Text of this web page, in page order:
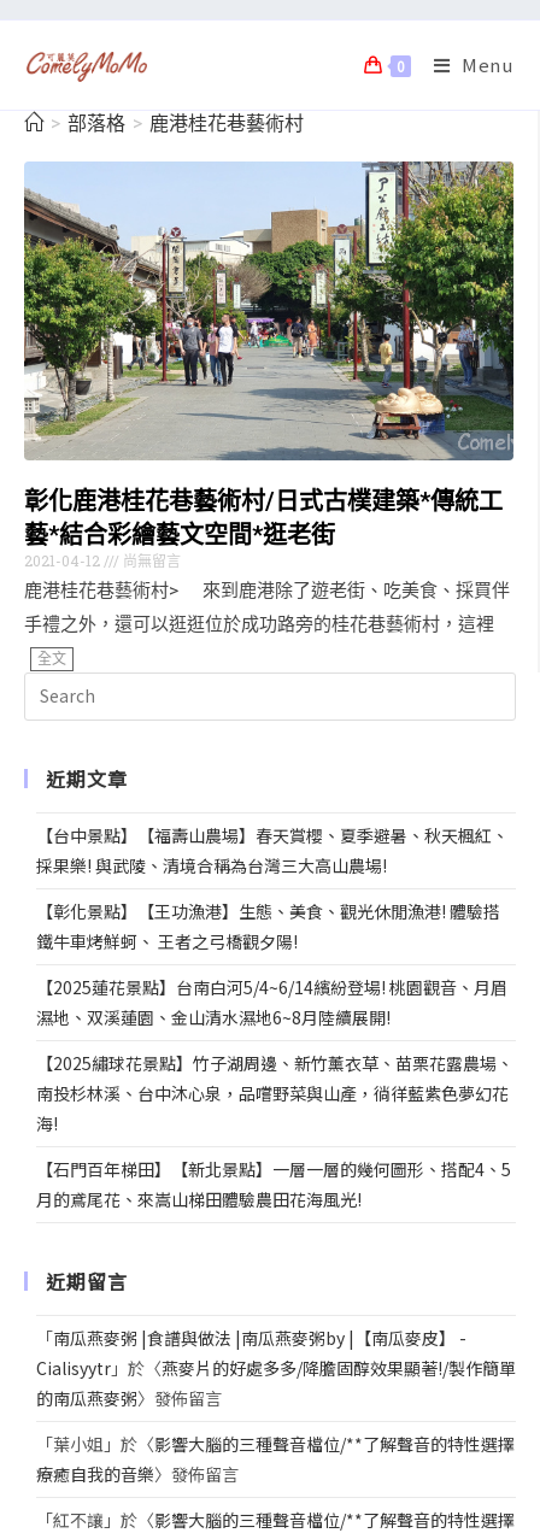
0 Menu
> 部落格 > 鹿港桂花巷藝術村
彰化鹿港桂花巷藝術村/日式古樸建築*傳統工
藝*結合彩繪藝文空間*逛老街
2021-04-12 尚無留言
鹿港桂花巷藝術村> 來到鹿港除了遊老街、吃美食、採買伴
手禮之外，還可以逛逛位於成功路旁的桂花巷藝術村，這裡
全文
近期文章
【台中景點】【福壽山農場】春天賞櫻、夏季避暑、秋天楓紅、
採果樂! 與武陵、清境合稱為台灣三大高山農場!
【彰化景點】【王功漁港】生態、美食、觀光休閒漁港! 體驗搭
鐵牛車烤鮮蚵、 王者之弓橋觀夕陽!
【2025蓮花景點】台南白河5/4~6/14繽紛登場! 桃園觀音、月眉
濕地、双溪蓮園、金山清水濕地6~8月陸續展開!
【2025繡球花景點】竹子湖周邊、新竹薰衣草、苗栗花露農場、
南投杉林溪、台中沐心泉，品嚐野菜與山產，徜徉藍紫色夢幻花
海!
【石門百年梯田】【新北景點】一層一層的幾何圖形、搭配4、5
月的鳶尾花、來嵩山梯田體驗農田花海風光!
近期留言
「南瓜燕麥粥 |食譜與做法 |南瓜燕麥粥by |【南瓜麥皮】 -
Cialisyytr 」於〈燕麥片的好處多多/降膽固醇效果顯著!/製作簡單
的南瓜燕麥粥〉發佈留言
「葉小姐 」於〈影響大腦的三種聲音檔位/**了解聲音的特性選擇
療癒自我的音樂〉發佈留言
「紅不讓 」於〈影響大腦的三種聲音檔位/**了解聲音的特性選擇